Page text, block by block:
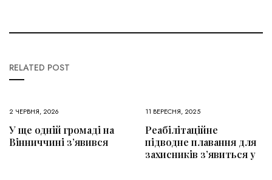
RELATED POST
2 ЧЕРВНЯ, 2026
У ще одній громаді на
Вінниччині з’явився
11 ВЕРЕСНЯ, 2025
Реабілітаційне
підводне плавання для
захисників з’явиться у